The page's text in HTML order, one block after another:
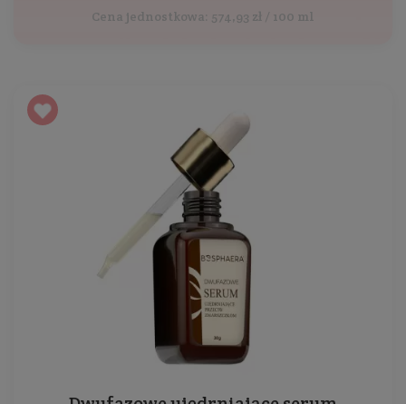
Cena jednostkowa: 574,93 zł / 100 ml